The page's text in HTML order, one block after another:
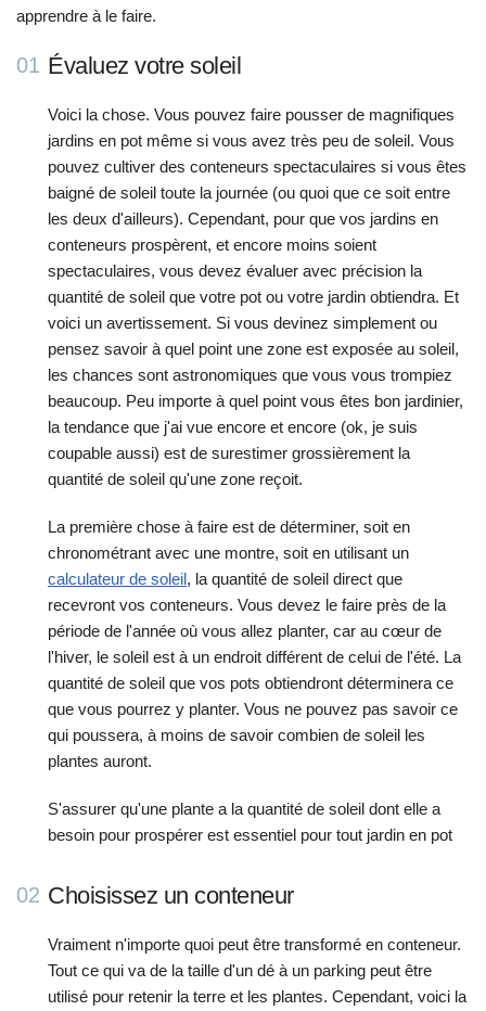
apprendre à le faire.
01 Évaluez votre soleil
Voici la chose. Vous pouvez faire pousser de magnifiques
jardins en pot même si vous avez très peu de soleil. Vous
pouvez cultiver des conteneurs spectaculaires si vous êtes
baigné de soleil toute la journée (ou quoi que ce soit entre
les deux d'ailleurs). Cependant, pour que vos jardins en
conteneurs prospèrent, et encore moins soient
spectaculaires, vous devez évaluer avec précision la
quantité de soleil que votre pot ou votre jardin obtiendra. Et
voici un avertissement. Si vous devinez simplement ou
pensez savoir à quel point une zone est exposée au soleil,
les chances sont astronomiques que vous vous trompiez
beaucoup. Peu importe à quel point vous êtes bon jardinier,
la tendance que j'ai vue encore et encore (ok, je suis
coupable aussi) est de surestimer grossièrement la
quantité de soleil qu'une zone reçoit.
La première chose à faire est de déterminer, soit en
chronométrant avec une montre, soit en utilisant un
calculateur de soleil, la quantité de soleil direct que
recevront vos conteneurs. Vous devez le faire près de la
période de l'année où vous allez planter, car au cœur de
l'hiver, le soleil est à un endroit différent de celui de l'été. La
quantité de soleil que vos pots obtiendront déterminera ce
que vous pourrez y planter. Vous ne pouvez pas savoir ce
qui poussera, à moins de savoir combien de soleil les
plantes auront.
S'assurer qu'une plante a la quantité de soleil dont elle a
besoin pour prospérer est essentiel pour tout jardin en pot
02 Choisissez un conteneur
Vraiment n'importe quoi peut être transformé en conteneur.
Tout ce qui va de la taille d'un dé à un parking peut être
utilisé pour retenir la terre et les plantes. Cependant, voici la